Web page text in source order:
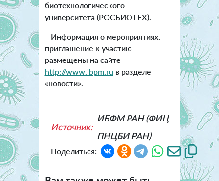
биотехнологического
университета (РОСБИОТЕХ).
Информация о мероприятиях,
приглашение к участию
размещены на сайте
http://www.ibpm.ru в разделе
«новости».
Источник:
ИБФМ РАН (ФИЦ
ПНЦБИ РАН)
Поделиться: